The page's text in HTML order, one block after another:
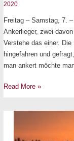
2020
Freitag – Samstag, 7.
Ankerlieger, zwei
Verstehe das einer.
hingefahren und
man ankert möchte
Read More »